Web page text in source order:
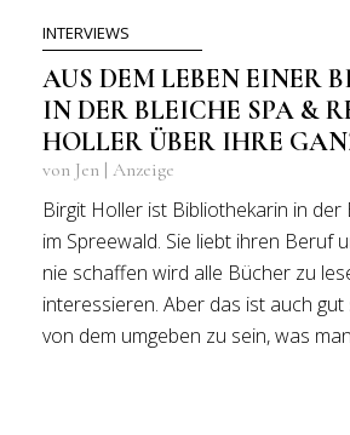
INTERVIEWS
AUS DEM LEBEN EINER
IN DER BLEICHE SPA &
HOLLER ÜBER IHRE
von Jen | Anzeige
Birgit Holler ist Bibliothekarin in
im Spreewald. Sie liebt ihren Beruf
nie schaffen wird alle Bücher zu
interessieren. Aber das ist auch
von dem umgeben zu sein, was